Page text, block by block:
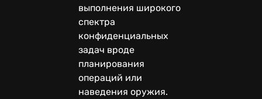
выполнения широкого
спектра
конфиденциальных
задач вроде
планирования
операций или
наведения оружия.